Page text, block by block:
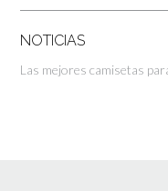
NOTICIAS
Las mejores camisetas